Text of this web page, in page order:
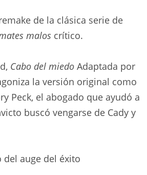
de la clásica serie de
malos crítico.
Cabo del miedo Adaptada por
la versión original como
Peck, el abogado que ayudó a
buscó vengarse de Cady y
del auge del éxito